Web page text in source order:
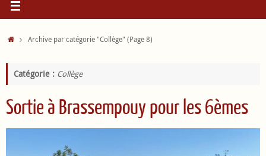
AccueilArchive par catégorie "Collège" (Page 8)
Catégorie : Collège
Sortie à Brassempouy pour les 6èmes